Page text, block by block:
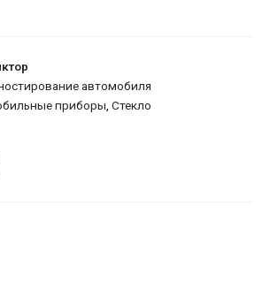
автомобиля
приборы Стекло